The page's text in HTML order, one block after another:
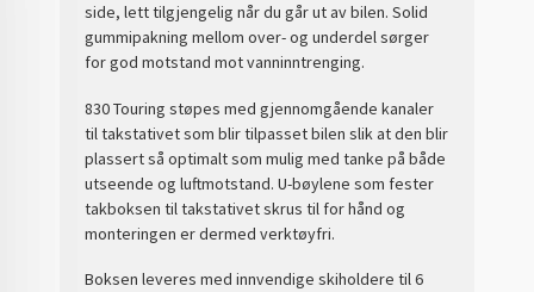
side, lett tilgjengelig når du går ut av bilen. Solid
gummipakning mellom over- og underdel sørger
for god motstand mot vanninntrenging.
830 Touring støpes med gjennomgående kanaler
til takstativet som blir tilpasset bilen slik at den blir
plassert så optimalt som mulig med tanke på både
utseende og luftmotstand. U-bøylene som fester
takboksen til takstativet skrus til for hånd og
monteringen er dermed verktøyfri.
Boksen leveres med innvendige skiholdere til 6